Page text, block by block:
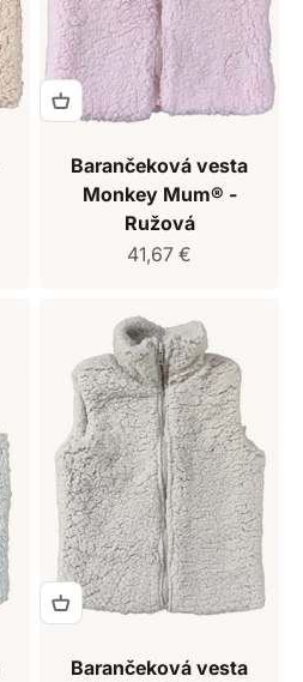
Barančeková vesta
Monkey Mum® -
Ružová
Predajná cena
41,67 €
Barančeková vesta